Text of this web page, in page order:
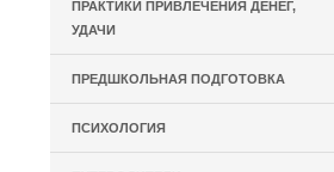
ПРАКТИКИ ПРИВЛЕЧЕНИЯ ДЕНЕГ,
УДАЧИ
ПРЕДШКОЛЬНАЯ ПОДГОТОВКА
ПСИХОЛОГИЯ